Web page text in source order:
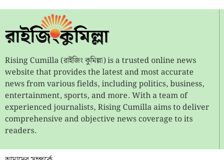
Rising Cumilla (রাইজিং কুমিল্লা) is a trusted online news
website that provides the latest and most accurate
news from various fields, including politics, business,
entertainment, sports, and more. With a team of
experienced journalists, Rising Cumilla aims to deliver
comprehensive and objective news coverage to its
readers.